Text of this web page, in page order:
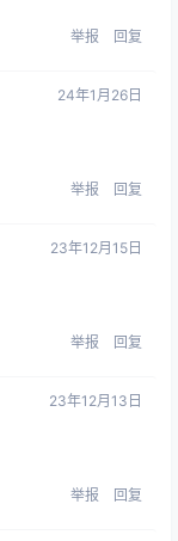
举报 回复
24年1月26日
举报 回复
23年12月15日
举报 回复
23年12月13日
举报 回复